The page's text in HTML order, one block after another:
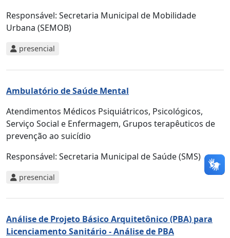
Responsável: Secretaria Municipal de Mobilidade
Urbana (SEMOB)
presencial
Ambulatório de Saúde Mental
Atendimentos Médicos Psiquiátricos, Psicológicos,
Serviço Social e Enfermagem, Grupos terapêuticos de
prevenção ao suicídio
Responsável: Secretaria Municipal de Saúde (SMS)
presencial
Análise de Projeto Básico Arquitetônico (PBA) para
Licenciamento Sanitário - Análise de PBA